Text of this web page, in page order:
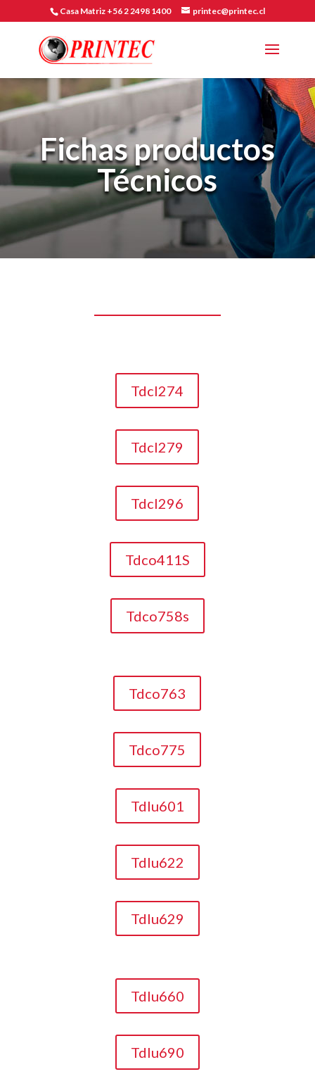
Casa Matriz +56 2 2498 1400 printec@printec.cl
Fichas productos
Técnicos
Tdcl274
Tdcl279
Tdcl296
Tdco411S
Tdco758s
Tdco763
Tdco775
Tdlu601
Tdlu622
Tdlu629
Tdlu660
Tdlu690